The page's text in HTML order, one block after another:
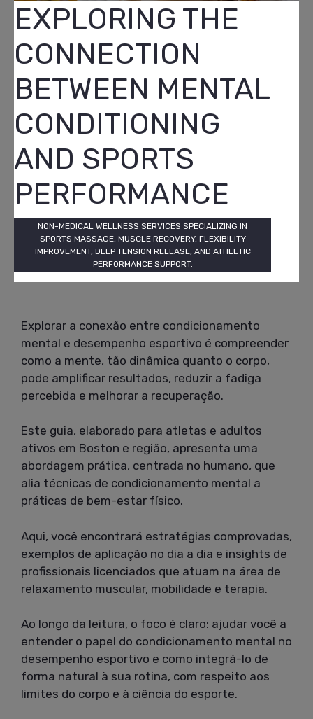
EXPLORING THE
CONNECTION
BETWEEN MENTAL
CONDITIONING
AND SPORTS
PERFORMANCE
NON-MEDICAL WELLNESS SERVICES SPECIALIZING IN
SPORTS MASSAGE, MUSCLE RECOVERY, FLEXIBILITY
IMPROVEMENT, DEEP TENSION RELEASE, AND ATHLETIC
PERFORMANCE SUPPORT.
Explorar a conexão entre condicionamento
mental e desempenho esportivo é compreender
como a mente, tão dinâmica quanto o corpo,
pode amplificar resultados, reduzir a fadiga
percebida e melhorar a recuperação.
Este guia, elaborado para atletas e adultos
ativos em Boston e região, apresenta uma
abordagem prática, centrada no humano, que
alia técnicas de condicionamento mental a
práticas de bem-estar físico.
Aqui, você encontrará estratégias comprovadas,
exemplos de aplicação no dia a dia e insights de
profissionais licenciados que atuam na área de
relaxamento muscular, mobilidade e terapia.
Ao longo da leitura, o foco é claro: ajudar você a
entender o papel do condicionamento mental no
desempenho esportivo e como integrá-lo de
forma natural à sua rotina, com respeito aos
limites do corpo e à ciência do esporte.